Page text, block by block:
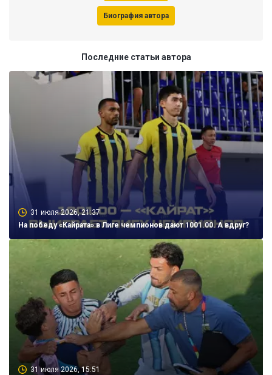
Биография автора
Последние статьи автора
31 июля 2026, 21:37
На победу «Кайрата» в Лиге чемпионов дают 1001.00. А вдруг?
31 июля 2026, 15:51